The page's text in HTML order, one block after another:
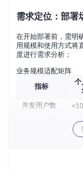
需求定位：部署
在开始部署前，需明
用规模和使用方式将
度进行需求分析：
业务规模适配矩阵
指标
个
并发用户数
<10
每